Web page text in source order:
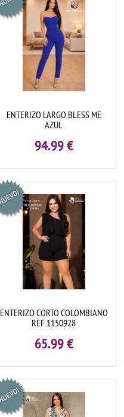
ENTERIZO LARGO BLESS ME
AZUL
94.99€
ENTERIZO CORTO COLOMBIANO
REF 1150928
65.99€